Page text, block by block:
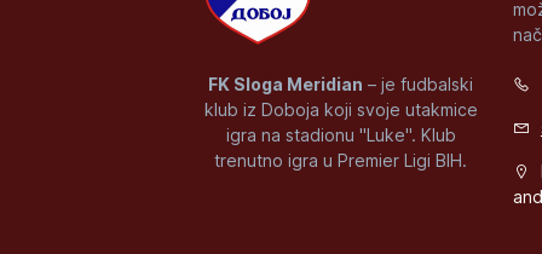
FK Sloga Meridian – je fudbalski
klub iz Doboja koji svoje utakmice
igra na stadionu "Luke". Klub
trenutno igra u Premier Ligi BIH.